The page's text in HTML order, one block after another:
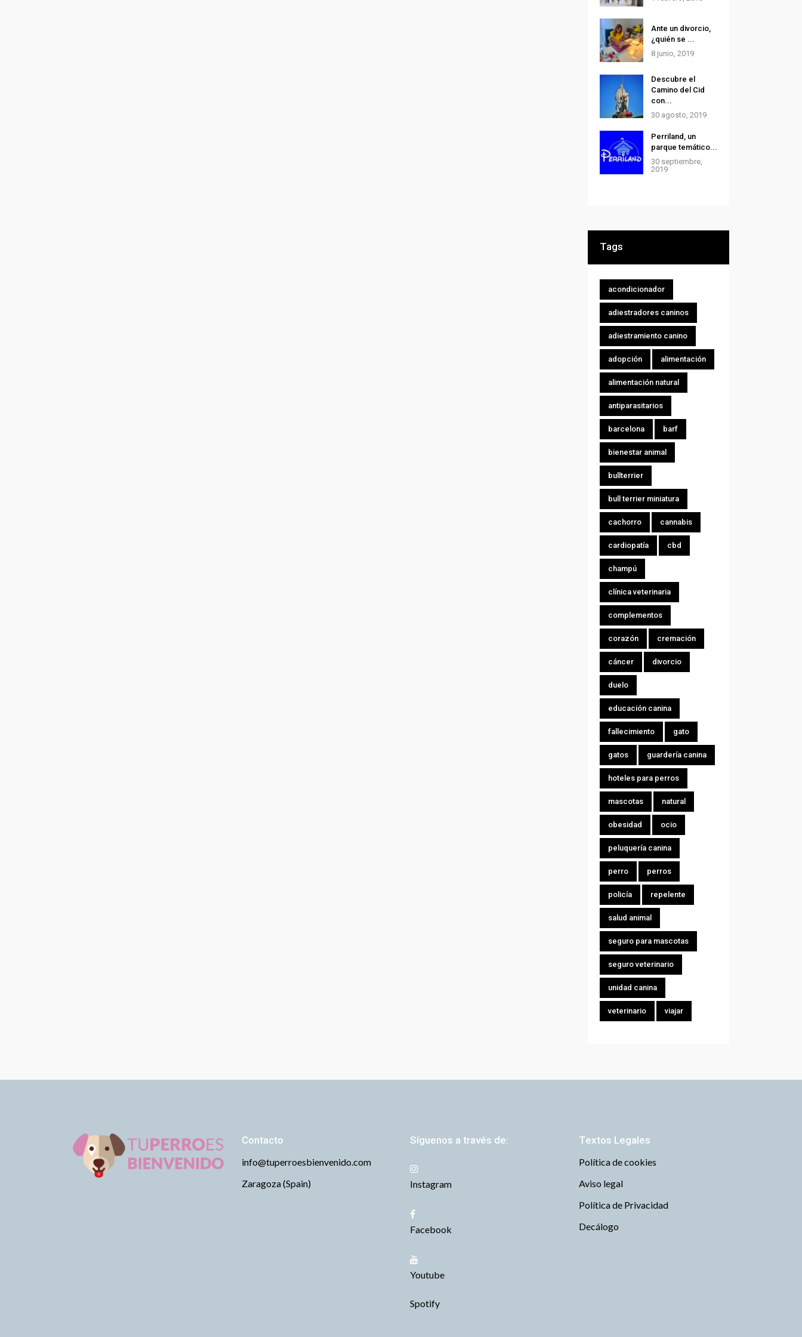
Ante un divorcio,
¿quién se ...
8 junio, 2019
Descubre el
Camino del Cid
con...
30 agosto, 2019
Perriland, un
parque temático...
30 septiembre,
2019
Tags
acondicionador
adiestradores caninos
adiestramiento canino
adopción alimentación
alimentación natural
antiparasitarios
barcelona barf
bienestar animal
bullterrier
bull terrier miniatura
cachorro cannabis
cardiopatía cbd
champú
clínica veterinaria
complementos
corazón cremación
cáncer divorcio
duelo
educación canina
fallecimiento gato
gatos guardería canina
hoteles para perros
mascotas natural
obesidad ocio
peluquería canina
perro perros
policía repelente
salud animal
seguro para mascotas
seguro veterinario
unidad canina
veterinario viajar
Contacto
info@tuperroesbienvenido.com
Zaragoza (Spain)
Síguenos a través de:
Instagram
Facebook
Youtube
Spotify
Textos Legales
Política de cookies
Aviso legal
Política de Privacidad
Decálogo